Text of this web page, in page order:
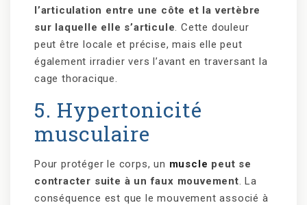
l’articulation entre une côte et la vertèbre
sur laquelle elle s’articule . Cette douleur
peut être locale et précise, mais elle peut
également irradier vers l’avant en traversant la
cage thoracique.
5. Hypertonicité
musculaire
Pour protéger le corps, un muscle peut se
contracter suite à un faux mouvement . La
conséquence est que le mouvement associé à